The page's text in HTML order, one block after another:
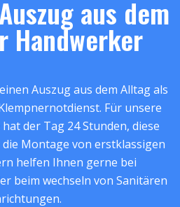
aus dem
Handwerker
Auszug aus dem Alltag als
Für unsere
der Tag 24 Stunden, diese
Montage von erstklassigen
helfen Ihnen gerne bei
beim wechseln von Sanitären